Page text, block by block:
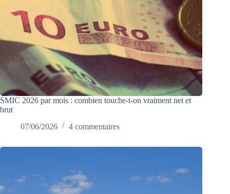
SMIC 2026 par mois : combien touche-t-on vraiment net et
brut
07/06/2026
4 commentaires